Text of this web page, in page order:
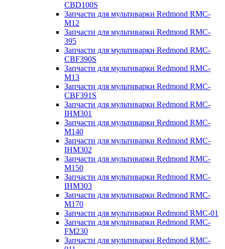
CBD100S
Запчасти для мультиварки Redmond RMC-
M12
Запчасти для мультиварки Redmond RMC-
395
Запчасти для мультиварки Redmond RMC-
CBF390S
Запчасти для мультиварки Redmond RMC-
M13
Запчасти для мультиварки Redmond RMC-
CBF391S
Запчасти для мультиварки Redmond RMC-
IHM301
Запчасти для мультиварки Redmond RMC-
M140
Запчасти для мультиварки Redmond RMC-
IHM302
Запчасти для мультиварки Redmond RMC-
M150
Запчасти для мультиварки Redmond RMC-
IHM303
Запчасти для мультиварки Redmond RMC-
M170
Запчасти для мультиварки Redmond RMC-01
Запчасти для мультиварки Redmond RMC-
FM230
Запчасти для мультиварки Redmond RMC-